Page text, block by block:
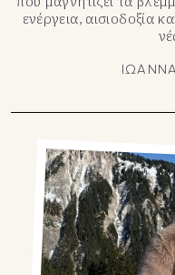
ενέργεια, αισιοδοξία